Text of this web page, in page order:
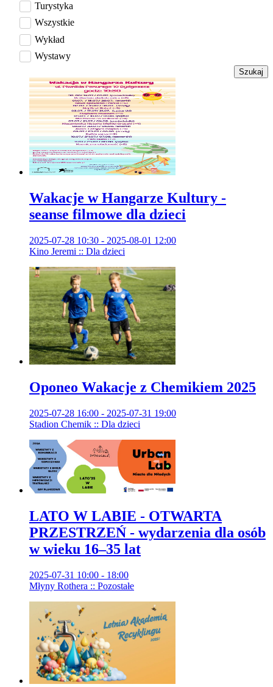
Turystyka
Wszystkie
Wykład
Wystawy
Szukaj
Wakacje w Hangarze Kultury -
seanse filmowe dla dzieci
2025-07-28 10:30 - 2025-08-01 12:00
Kino Jeremi :: Dla dzieci
Oponeo Wakacje z Chemikiem 2025
2025-07-28 16:00 - 2025-07-31 19:00
Stadion Chemik :: Dla dzieci
LATO W LABIE - OTWARTA
PRZESTRZEŃ - wydarzenia dla osób
w wieku 16–35 lat
2025-07-31 10:00 - 18:00
Młyny Rothera :: Pozostałe